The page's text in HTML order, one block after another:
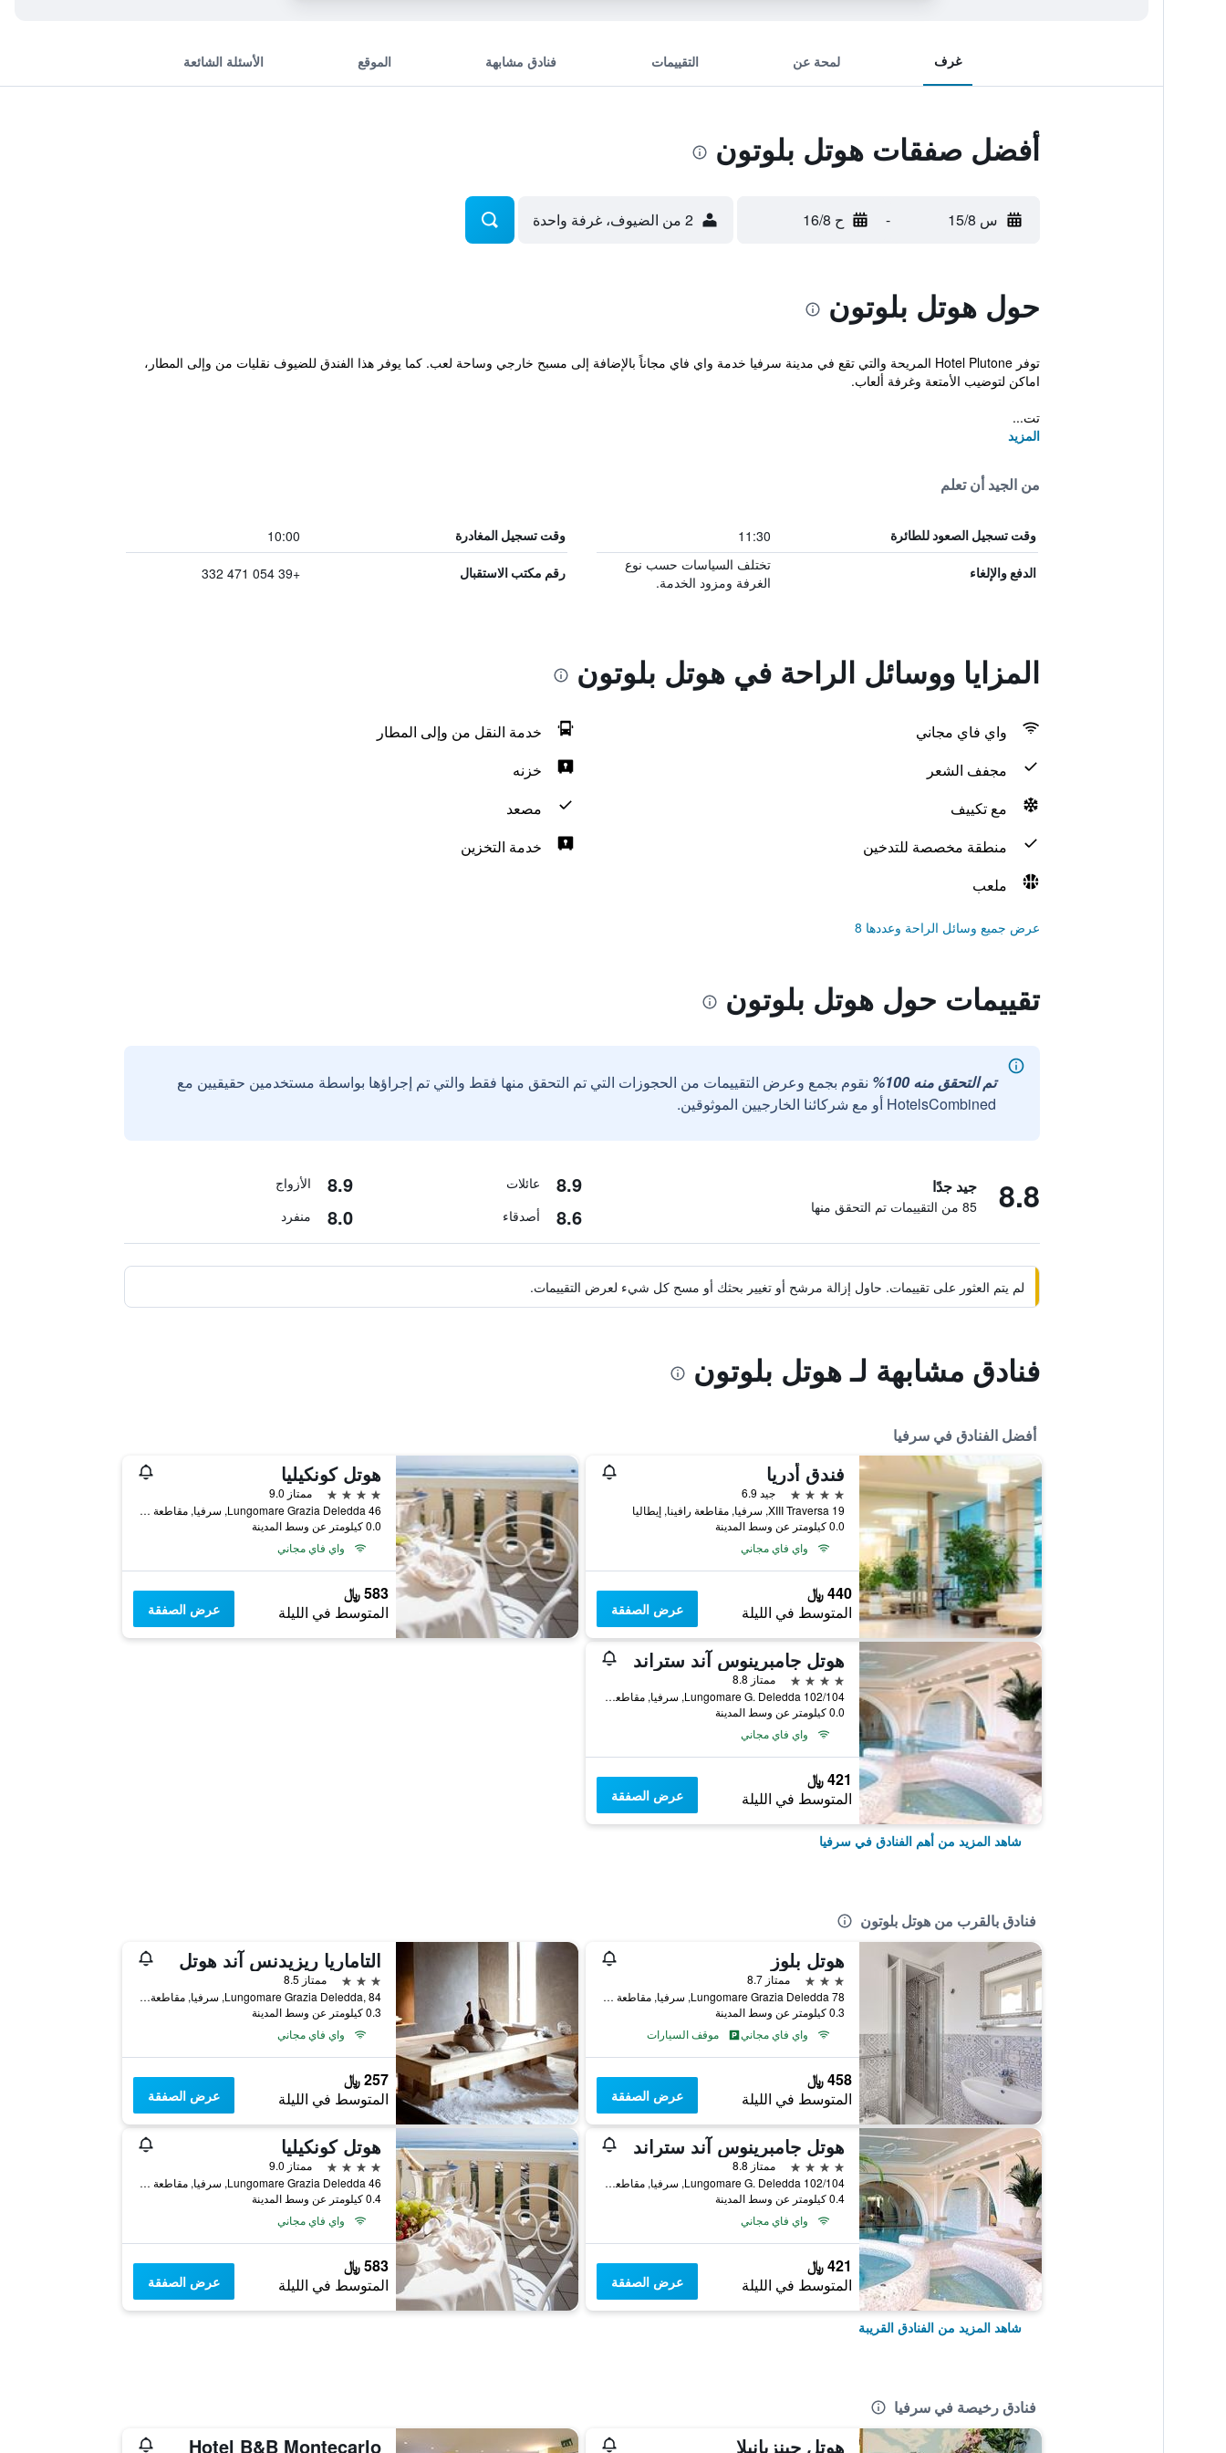
غرف لمحة عن التقييمات فنادق مشابهة الموقع الأسئلة الشائعة
أفضل صفقات هوتل بلوتون
س 15/8 - ح 16/8 2 من الضيوف، غرفة واحدة
حول هوتل بلوتون
توفر Hotel Plutone المريحة والتي تقع في مدينة سرفيا خدمة واي فاي مجاناً بالإضافة إلى مسبح خارجي وساحة لعب. كما يوفر هذا الفندق للضيوف نقليات من وإلى المطار،
اماكن لتوضيب الأمتعة وغرفة ألعاب.
تت...
المزيد
من الجيد أن تعلم
وقت تسجيل الصعود للطائرة 11:30 وقت تسجيل المغادرة 10:00
الدفع والإلغاء
تختلف السياسات حسب نوع
الغرفة ومزود الخدمة.
رقم مكتب الاستقبال +39 054 471 332
المزايا ووسائل الراحة في هوتل بلوتون
واي فاي مجاني
خدمة النقل من وإلى المطار
مجفف الشعر
خزنه
مع تكييف
مصعد
منطقة مخصصة للتدخين
خدمة التخزين
ملعب
عرض جميع وسائل الراحة وعددها 8
تقييمات حول هوتل بلوتون
تم التحقق منه 100%
نقوم بجمع وعرض التقييمات من الحجوزات التي تم التحقق منها فقط والتي تم إجراؤها بواسطة مستخدمين حقيقيين مع
HotelsCombined أو مع شركائنا الخارجيين الموثوقين.
8.8 جيد جدًا
85 من التقييمات تم التحقق منها
8.9 عائلات 8.9 الأزواج
8.6 أصدقاء 8.0 منفرد
لم يتم العثور على تقييمات. حاول إزالة مرشح أو تغيير بحثك أو مسح كل شيء لعرض التقييمات.
فنادق مشابهة لـ هوتل بلوتون
أفضل الفنادق في سرفيا
فندق أدريا
4 نجوم
جيد 6.9
XIII Traversa 19, سرفيا, مقاطعة رافينا, إيطاليا
0.0 كيلومتر عن وسط المدينة
واي فاي مجاني
440 ﷼
المتوسط في الليلة عرض الصفقة
هوتل كونكيليا
4 نجوم
ممتاز 9.0
Lungomare Grazia Deledda 46, سرفيا, مقاطعة رافينا, إيطاليا
0.0 كيلومتر عن وسط المدينة
واي فاي مجاني
583 ﷼
المتوسط في الليلة عرض الصفقة
هوتل جامبرينوس آند ستراند
4 نجوم
ممتاز 8.8
Lungomare G. Deledda 102/104, سرفيا, مقاطعة رافينا, إيطاليا
0.0 كيلومتر عن وسط المدينة
واي فاي مجاني
421 ﷼
المتوسط في الليلة عرض الصفقة
شاهد المزيد من أهم الفنادق في سرفيا
فنادق بالقرب من هوتل بلوتون
هوتل بلوز
3 نجوم
ممتاز 8.7
Lungomare Grazia Deledda 78, سرفيا, مقاطعة رافينا, إيطاليا
0.3 كيلومتر عن وسط المدينة
واي فاي مجاني
موقف السيارات
458 ﷼
المتوسط في الليلة عرض الصفقة
التاماريا ريزيدنس آند هوتل
3 نجوم
ممتاز 8.5
Lungomare Grazia Deledda, 84, سرفيا, مقاطعة رافينا, إيطاليا
0.3 كيلومتر عن وسط المدينة
واي فاي مجاني
257 ﷼
المتوسط في الليلة عرض الصفقة
هوتل جامبرينوس آند ستراند
4 نجوم
ممتاز 8.8
Lungomare G. Deledda 102/104, سرفيا, مقاطعة رافينا, إيطاليا
0.4 كيلومتر عن وسط المدينة
واي فاي مجاني
421 ﷼
المتوسط في الليلة عرض الصفقة
هوتل كونكيليا
4 نجوم
ممتاز 9.0
Lungomare Grazia Deledda 46, سرفيا, مقاطعة رافينا, إيطاليا
0.4 كيلومتر عن وسط المدينة
واي فاي مجاني
583 ﷼
المتوسط في الليلة عرض الصفقة
شاهد المزيد من الفنادق القريبة
فنادق رخيصة في سرفيا
هوتل جينزيانيلا Hotel B&B Montecarlo